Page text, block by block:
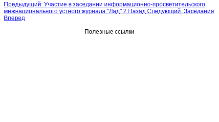
Предыдущий: Участие в заседании информационно-просветительского
межнационального устного журнала "Лад" 2 Назад Следующий: Заседания
Вперед
Полезные ссылки